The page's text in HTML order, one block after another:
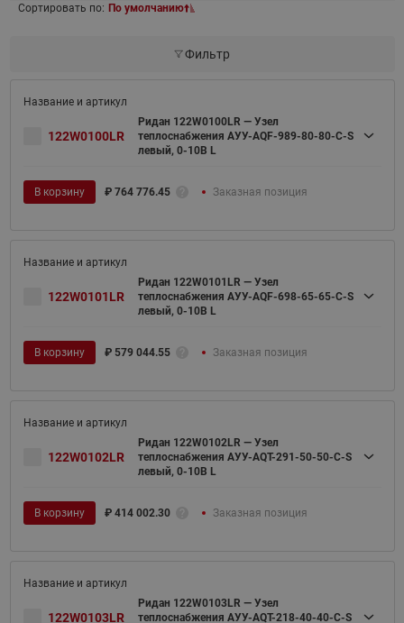
Сортировать по: По умолчанию
Фильтр
122W0100LR
Ридан 122W0100LR — Узел
теплоснабжения АУУ-AQF-989-80-80-C-S
левый, 0-10В L
В корзину ₽ 764 776.45 Заказная позиция
122W0101LR
Ридан 122W0101LR — Узел
теплоснабжения АУУ-AQF-698-65-65-C-S
левый, 0-10В L
В корзину ₽ 579 044.55 Заказная позиция
122W0102LR
Ридан 122W0102LR — Узел
теплоснабжения АУУ-AQT-291-50-50-C-S
левый, 0-10В L
В корзину ₽ 414 002.30 Заказная позиция
122W0103LR
Ридан 122W0103LR — Узел
теплоснабжения АУУ-AQT-218-40-40-C-S